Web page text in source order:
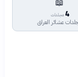
4 مجلدات
عشائر العراق